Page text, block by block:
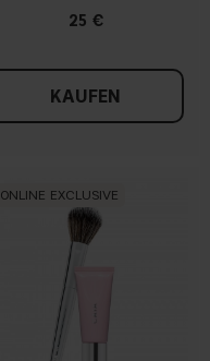
25 €
KAUFEN
ONLINE EXCLUSIVE